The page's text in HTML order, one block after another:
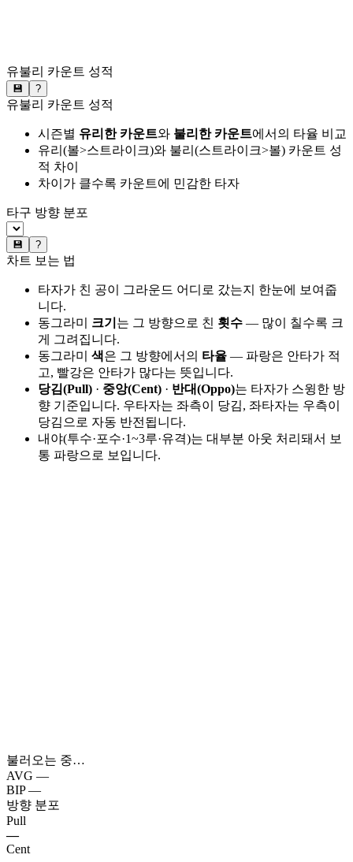
유불리 카운트 성적
💾 ?
유불리 카운트 성적
시즌별 유리한 카운트와 불리한 카운트에서의 타율 비교
유리(볼>스트라이크)와 불리(스트라이크>볼) 카운트 성
적 차이
차이가 클수록 카운트에 민감한 타자
타구 방향 분포
💾 ?
차트 보는 법
타자가 친 공이 그라운드 어디로 갔는지 한눈에 보여줍
니다.
동그라미 크기 는 그 방향으로 친 횟수 — 많이 칠수록 크
게 그려집니다.
동그라미 색은 그 방향에서의 타율 — 파랑은 안타가 적
고, 빨강은 안타가 많다는 뜻입니다.
당김(Pull) · 중앙(Cent) · 반대(Oppo)는 타자가 스윙한 방
향 기준입니다. 우타자는 좌측이 당김, 좌타자는 우측이
당김으로 자동 반전됩니다.
내야(투수·포수·1~3루·유격)는 대부분 아웃 처리돼서 보
통 파랑으로 보입니다.
불러오는 중…
AVG —
BIP —
방향 분포
Pull
—
Cent